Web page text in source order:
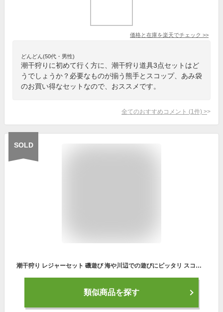
価格と在庫を楽天でチェック >>
どんどん(50代・男性)
潮干狩りに初めて行く方に、潮干狩り道具3点セットはど
うでしょうか？必要なものが揃う熊手とスコップ、あみ袋
のお買い得なセットなので、おススメです。
全てのおすすめコメント (1 件) >
SOLD
潮干狩り レジャーセット 磯遊び 海や川辺での遊びにピッタリ スコップ くまで ネット 3点セット 道具 園芸 砂場 子供用
類似商品を探す